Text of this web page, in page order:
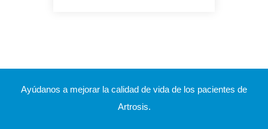
Ayúdanos a mejorar la calidad de vida de los pacientes de
Artrosis.